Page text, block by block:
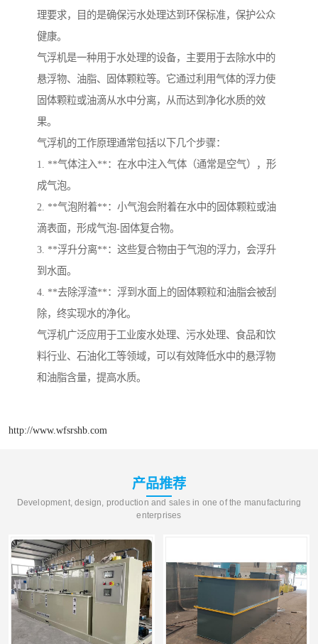
理要求，目的是确保污水处理达到环保标准，保护公众
健康。
气浮机是一种用于水处理的设备，主要用于去除水中的
悬浮物、油脂、固体颗粒等。它通过利用气体的浮力使
固体颗粒或油滴从水中分离，从而达到净化水质的效
果。
气浮机的工作原理通常包括以下几个步骤：
1. **气体注入**：在水中注入气体（通常是空气），形
成气泡。
2. **气泡附着**：小气泡会附着在水中的固体颗粒或油
滴表面，形成气泡-固体复合物。
3. **浮升分离**：这些复合物由于气泡的浮力，会浮升
到水面。
4. **去除浮渣**：浮到水面上的固体颗粒和油脂会被刮
除，终实现水的净化。
气浮机广泛应用于工业废水处理、污水处理、食品和饮
料行业、石油化工等领域，可以有效降低水中的悬浮物
和油脂含量，提高水质。
http://www.wfsrshb.com
产品推荐
Development, design, production and sales in one of the manufacturing
enterprises